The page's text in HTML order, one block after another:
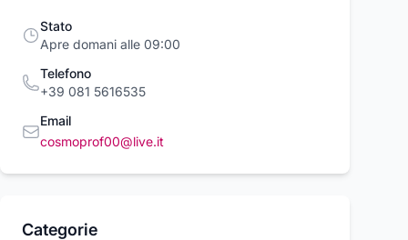
Stato
Apre domani alle 09:00
Telefono
+39 081 5616535
Email
cosmoprof00@live.it
Categorie